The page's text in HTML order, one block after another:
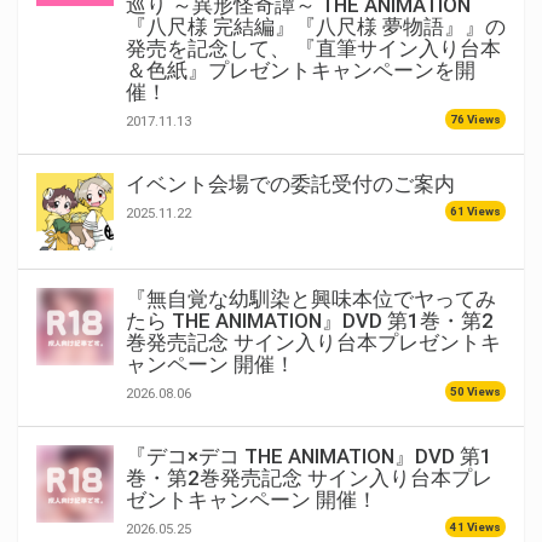
巡り ～異形怪奇譚～ THE ANIMATION
『八尺様 完結編』『八尺様 夢物語』』の
発売を記念して、 『直筆サイン入り台本
＆色紙』プレゼントキャンペーンを開
催！
2017.11.13 76 Views
イベント会場での委託受付のご案内
2025.11.22 61 Views
『無自覚な幼馴染と興味本位でヤってみ
たら THE ANIMATION』DVD 第1巻・第2
巻発売記念 サイン入り台本プレゼントキ
ャンペーン 開催！
2026.08.06 50 Views
『デコ×デコ THE ANIMATION』DVD 第1
巻・第2巻発売記念 サイン入り台本プレ
ゼントキャンペーン 開催！
2026.05.25 41 Views